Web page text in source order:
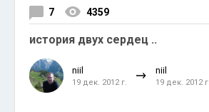
7 4359
история двух сердец ..
niil
19 дек. 2012 г.
niil
19 дек. 2012 г.